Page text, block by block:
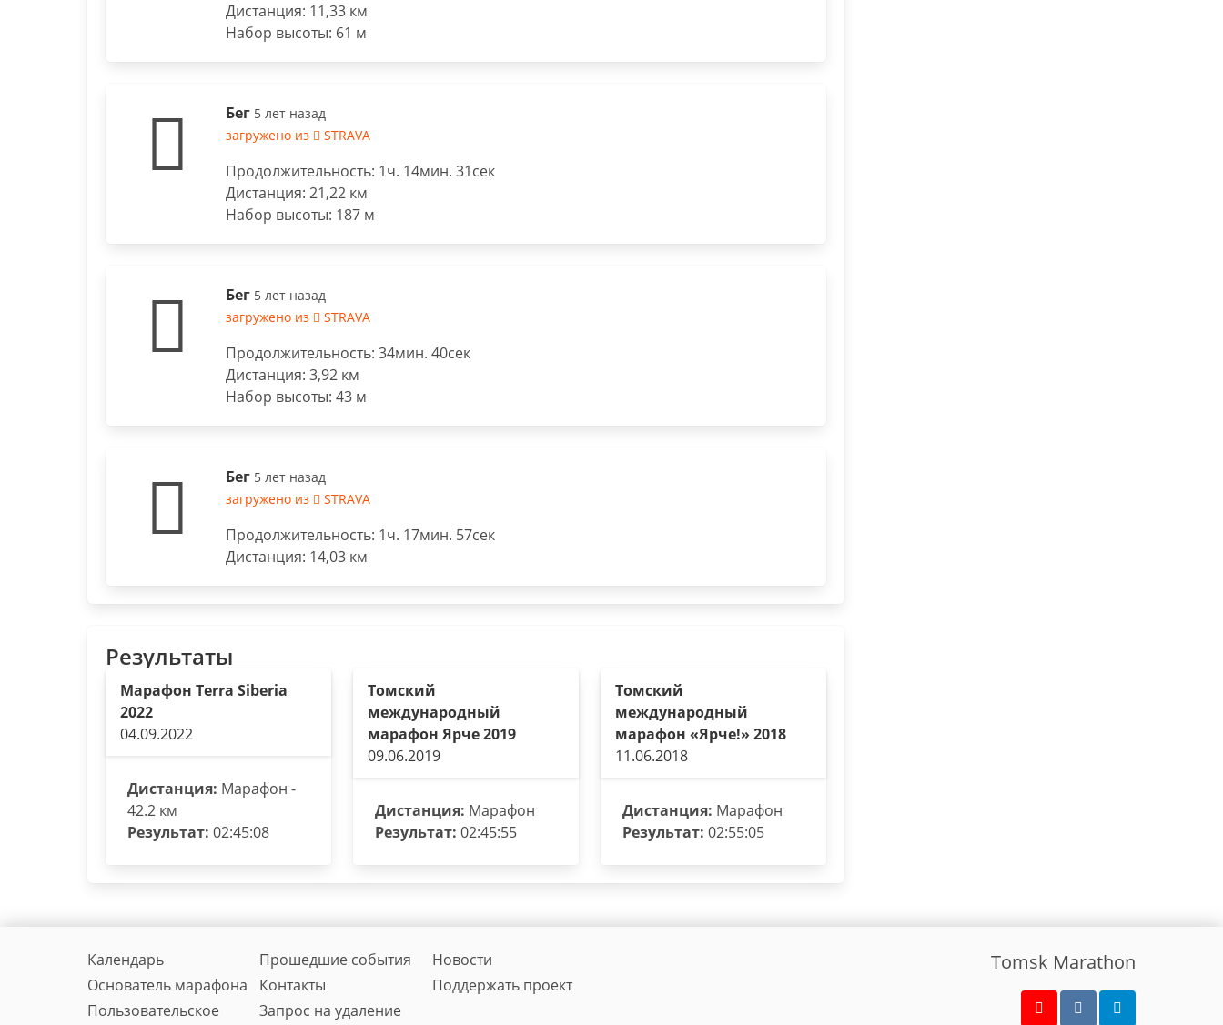
Дистанция: 11,33 км
Набор высоты: 61 м
Бег 5 лет назад
загружено из
STRAVA
Продолжительность: 1ч. 14мин. 31сек
Дистанция: 21,22 км
Набор высоты: 187 м
Бег 5 лет назад
загружено из
STRAVA
Продолжительность: 34мин. 40сек
Дистанция: 3,92 км
Набор высоты: 43 м
Бег 5 лет назад
загружено из
STRAVA
Продолжительность: 1ч. 17мин. 57сек
Дистанция: 14,03 км
Результаты
Марафон Terra Siberia
2022
04.09.2022
Дистанция: Марафон -
42.2 км
Результат: 02:45:08
Томский
международный
марафон Ярче 2019
09.06.2019
Дистанция: Марафон
Результат: 02:45:55
Томский
международный
марафон «Ярче!» 2018
11.06.2018
Дистанция: Марафон
Результат: 02:55:05
Календарь Прошедшие события
Новости
Основатель марафона
Контакты
Поддержать проект
Пользовательское
Запрос на удаление
Tomsk Marathon